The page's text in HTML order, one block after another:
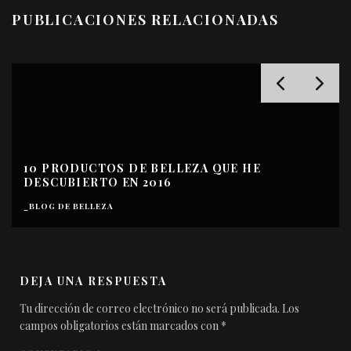
PUBLICACIONES RELACIONADAS
10 PRODUCTOS DE BELLEZA QUE HE
DESCUBIERTO EN 2016
_BLOG DE BELLEZA
DEJA UNA RESPUESTA
Tu dirección de correo electrónico no será publicada. Los
campos obligatorios están marcados con *